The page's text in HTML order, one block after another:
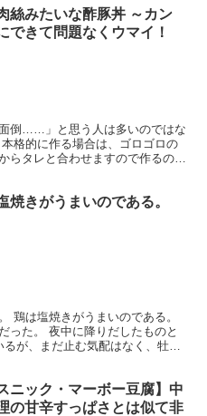
絲みたいな酢豚丼 ～カン
できて問題なくウマイ！
倒……」と思う人は多いのではな
格的に作る場合は、ゴロゴロの
らタレと合わせますので作るのに
焼きがうまいのである。
鶏は塩焼きがうまいのである。
った。 夜中に降りだしたものと
が、まだ止む気配はなく、牡丹
ニック・マーボー豆腐】中
の甘辛すっぱさとは似て非